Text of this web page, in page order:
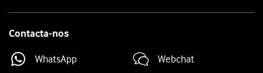
Contacta-nos
WhatsApp Webchat